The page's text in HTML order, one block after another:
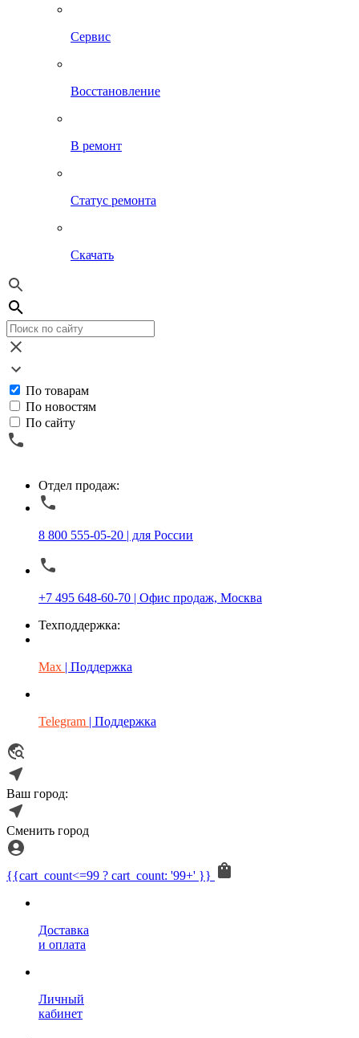
Сервис
Восстановление
В ремонт
Статус ремонта
Скачать
По товарам
По новостям
По сайту
Отдел продаж:
8 800 555-05-20 | для России
+7 495 648-60-70 | Офис продаж, Москва
Техподдержка:
Max | Поддержка
Telegram | Поддержка
Ваш город:
Сменить город
{{cart_count<=99 ? cart_count: '99+' }}
Доставка
и оплата
Личный
кабинет